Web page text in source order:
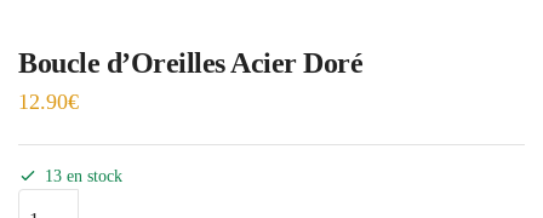
Boucle d’Oreilles Acier Doré
12.90€
13 en stock